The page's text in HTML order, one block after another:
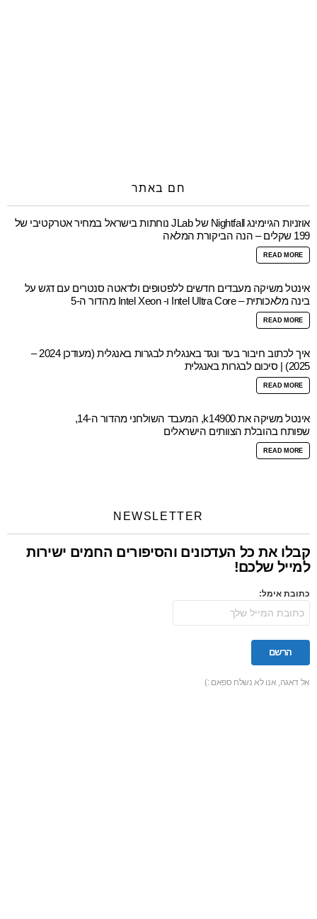
חם באתר
אוזניות הגיימינג Nightfall של JLab נוחתות בישראל במחיר אטרקטיבי של
199 שקלים – הנה הביקורת המלאה
READ MORE
אינטל משיקה מעבדים חדשים ללפטופים ולדאטה סנטרים עם דגש על
בינה מלאכותית – Intel Ultra Core ו- Intel Xeon מהדור ה-5
READ MORE
איך לכתוב חיבור בעד ונגד באנגלית לבגרות באנגלית (מעודכן 2024 –
2025) | סיכום לבגרות באנגלית
READ MORE
אינטל משיקה את k14900, המעבד השולחני מהדור ה-14,
שפותח בהובלת הצוותים הישראלים
READ MORE
NEWSLETTER
קבלו את כל העדכונים והסיפורים החמים ישירות
למייל שלכם!
כתובת אימל:
אל דאגה, אנו לא נשלח ספאם :)